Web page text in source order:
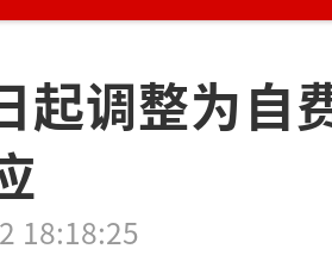
调整为自
18:18:25